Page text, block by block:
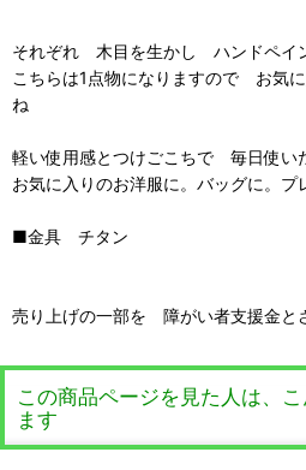
それぞれ 木目を生かし ハンドペイ
こちらは1点物になりますので お気
ね
軽い使用感とつけごこちで 毎日使い
お気に入りのお洋服に。バッグに。プ
■金具 チタン
売り上げの一部を 障がい者支援金と
この商品ページを見た人は、
ます